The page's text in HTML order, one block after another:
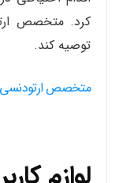
کرد. متخصص
توصیه کند.
متخصص